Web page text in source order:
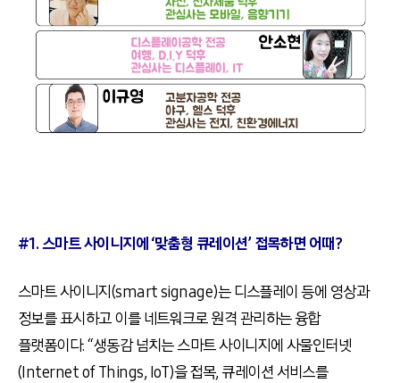
#1. 스마트 사이니지에 ‘맞춤형 큐레이션’ 접목하면 어때?
스마트 사이니지(smart signage)는 디스플레이 등에 영상과
정보를 표시하고 이를 네트워크로 원격 관리하는 융합
플랫폼이다. “생동감 넘치는 스마트 사이니지에 사물인터넷
(Internet of Things, IoT)을 접목, 큐레이션 서비스를